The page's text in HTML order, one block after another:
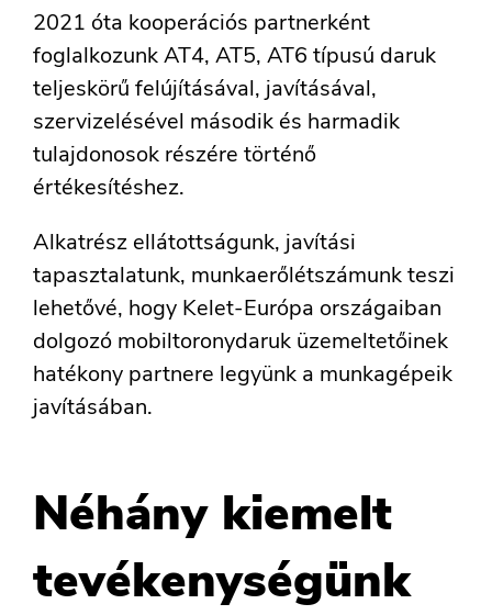
2021 óta kooperációs partnerként
foglalkozunk AT4, AT5, AT6 típusú daruk
teljeskörű felújításával, javításával,
szervizelésével második és harmadik
tulajdonosok részére történő
értékesítéshez.
Alkatrész ellátottságunk, javítási
tapasztalatunk, munkaerőlétszámunk teszi
lehetővé, hogy Kelet-Európa országaiban
dolgozó mobiltoronydaruk üzemeltetőinek
hatékony partnere legyünk a munkagépeik
javításában.
Néhány kiemelt
tevékenységünk